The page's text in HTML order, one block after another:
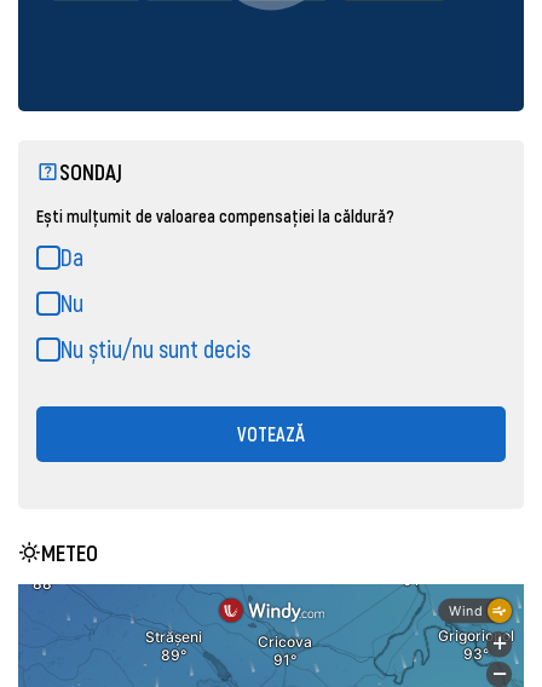
SONDAJ
Ești mulțumit de valoarea compensației la căldură?
Da
Nu
Nu știu/nu sunt decis
VOTEAZĂ
METEO